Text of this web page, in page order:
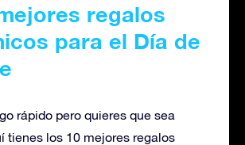
regalos
para el Día de
rápido pero quieres que sea
tienes los 10 mejores regalos